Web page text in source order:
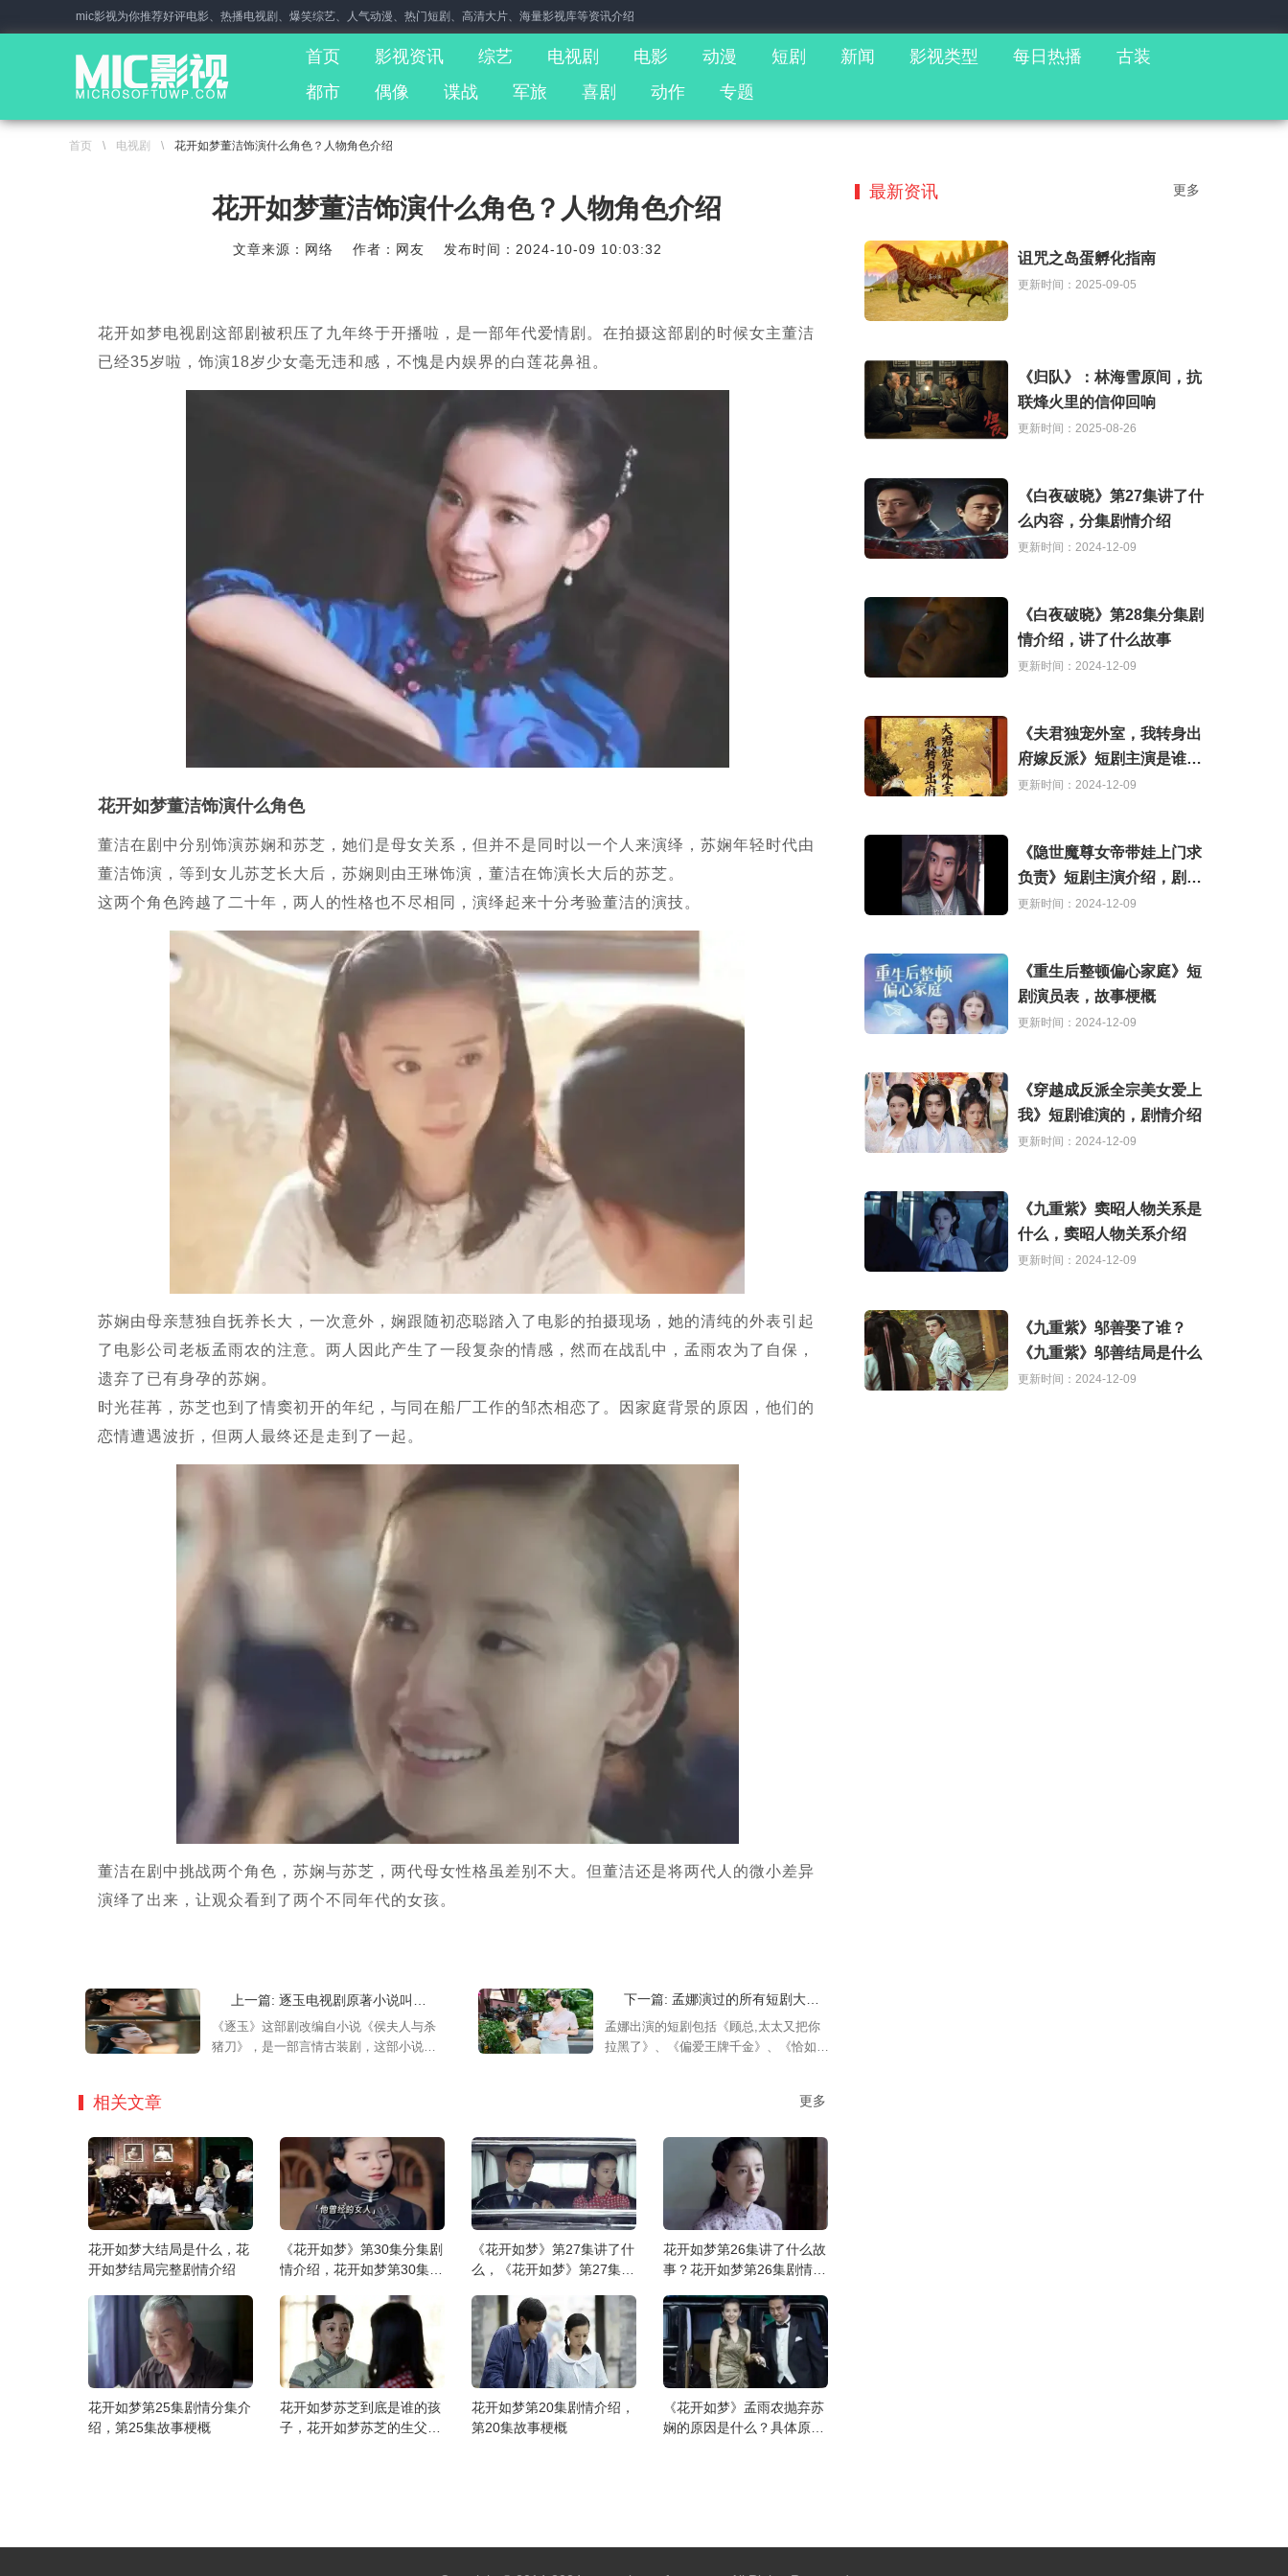
mic影视为你推荐好评电影、热播电视剧、爆笑综艺、人气动漫、热门短剧、高清大片、海量影视库等资讯介绍
首页 影视资讯 综艺 电视剧 电影 动漫 短剧 新闻 影视类型 每日热播
古装
都市
偶像 谍战 军旅 喜剧 动作 专题
首页 \ 电视剧 \ 花开如梦董洁饰演什么角色？人物角色介绍
花开如梦董洁饰演什么角色？人物角色介绍
文章来源：网络 作者：网友 发布时间：2024-10-09 10:03:32
花开如梦电视剧这部剧被积压了九年终于开播啦，是一部年代爱情剧。在拍摄这部剧的时候女主董洁
已经35岁啦，饰演18岁少女毫无违和感，不愧是内娱界的白莲花鼻祖。
花开如梦董洁饰演什么角色
董洁在剧中分别饰演苏娴和苏芝，她们是母女关系，但并不是同时以一个人来演绎，苏娴年轻时代由
董洁饰演，等到女儿苏芝长大后，苏娴则由王琳饰演，董洁在饰演长大后的苏芝。
这两个角色跨越了二十年，两人的性格也不尽相同，演绎起来十分考验董洁的演技。
苏娴由母亲慧独自抚养长大，一次意外，娴跟随初恋聪踏入了电影的拍摄现场，她的清纯的外表引起
了电影公司老板孟雨农的注意。两人因此产生了一段复杂的情感，然而在战乱中，孟雨农为了自保，
遗弃了已有身孕的苏娴。
时光荏苒，苏芝也到了情窦初开的年纪，与同在船厂工作的邹杰相恋了。因家庭背景的原因，他们的
恋情遭遇波折，但两人最终还是走到了一起。
董洁在剧中挑战两个角色，苏娴与苏芝，两代母女性格虽差别不大。但董洁还是将两代人的微小差异
演绎了出来，让观众看到了两个不同年代的女孩。
上一篇: 逐玉电视剧原著小说叫什么？逐玉电视剧原著介绍
《逐玉》这部剧改编自小说《侯夫人与杀
猪刀》，是一部言情古装剧，这部小说为
下一篇: 孟娜演过的所有短剧大全，孟娜短剧有哪些
孟娜出演的短剧包括《顾总,太太又把你
拉黑了》、《偏爱王牌千金》、《恰如冬
相关文章 更多
花开如梦大结局是什么，花
开如梦结局完整剧情介绍
《花开如梦》第30集分集剧
情介绍，花开如梦第30集剧
《花开如梦》第27集讲了什
么，《花开如梦》第27集分
花开如梦第26集讲了什么故
事？花开如梦第26集剧情介
花开如梦第25集剧情分集介
绍，第25集故事梗概
花开如梦苏芝到底是谁的孩
子，花开如梦苏芝的生父是
花开如梦第20集剧情介绍，
第20集故事梗概
《花开如梦》孟雨农抛弃苏
娴的原因是什么？具体原因
最新资讯 更多
诅咒之岛蛋孵化指南
更新时间：2025-09-05
《归队》：林海雪原间，抗
联烽火里的信仰回响
更新时间：2025-08-26
《白夜破晓》第27集讲了什
么内容，分集剧情介绍
更新时间：2024-12-09
《白夜破晓》第28集分集剧
情介绍，讲了什么故事
更新时间：2024-12-09
《夫君独宠外室，我转身出
府嫁反派》短剧主演是谁，
讲了什么故事
更新时间：2024-12-09
《隐世魔尊女帝带娃上门求
负责》短剧主演介绍，剧情
解析
更新时间：2024-12-09
《重生后整顿偏心家庭》短
剧演员表，故事梗概
更新时间：2024-12-09
《穿越成反派全宗美女爱上
我》短剧谁演的，剧情介绍
更新时间：2024-12-09
《九重紫》窦昭人物关系是
什么，窦昭人物关系介绍
更新时间：2024-12-09
《九重紫》邬善娶了谁？
《九重紫》邬善结局是什么
更新时间：2024-12-09